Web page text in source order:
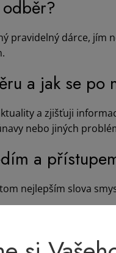
pravidelný dárce,
a jak se po
a zjišťuji
nebo jiných
a
nejlepším slova
dárcovské